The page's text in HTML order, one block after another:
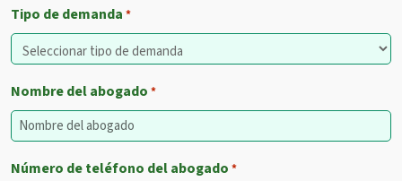
Tipo de demanda *
Nombre del abogado *
Número de teléfono del abogado *